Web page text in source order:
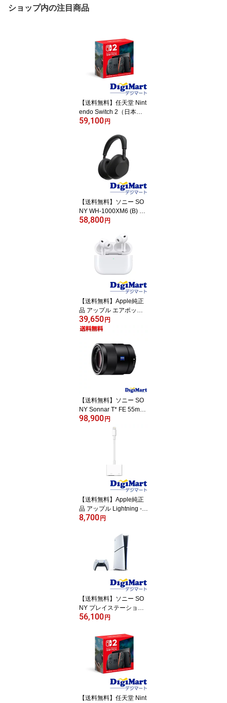
ショップ内の注目商品
【送料無料】任天堂 Nint
endo Switch 2（日本
語・国内専用）[BEE-S-K
品】【返品不可商品】ニ
ンテンドースイッチ2
59,100 円
【送料無料】ソニー SO
NY WH-1000XM6 (B) Bl
uetooth ワイヤレスヘッ
品・国内正規品】
58,800 円
【送料無料】Apple純正
品 アップル エアポッズ
Apple AirPods Pro 3 第3
世代 MFHP4J/A Bluetoot
品・新品】
39,650 円
【送料無料】ソニー SO
NY Sonnar T* FE 55mm
F1.8 ZA SEL55F18Z 単
焦点レンズ【新品・並行
輸入品・保証付き】
98,900 円
【送料無料】Apple純正
品 アップル Lightning - D
igital AVアダプタ MW2P
8,700 円
【送料無料】ソニー SO
NY プレイステーション5
PlayStation 5 デジタル・
Console Language Japa
nese only [CFI-2200B01]
【新品・国内正規品】
【返品不可商品】
56,100 円
【送料無料】任天堂 Nint